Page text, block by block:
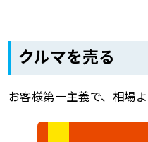
クルマを売る
お客様第一主義で、相場